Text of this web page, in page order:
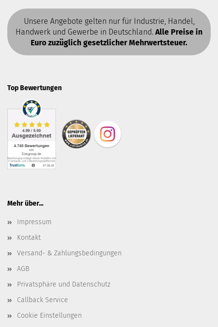
Unsere Angebote gelten nur für Industrie, Handel,
Handwerk und Gewerbe in Deutschland. Alle Preise in
Euro zuzüglich gesetzlicher Mehrwertsteuer.
Top Bewertungen
Mehr über...
Impressum
Kontakt
Versand- & Zahlungsbedingungen
AGB
Privatsphäre und Datenschutz
Callback Service
Cookie Einstellungen